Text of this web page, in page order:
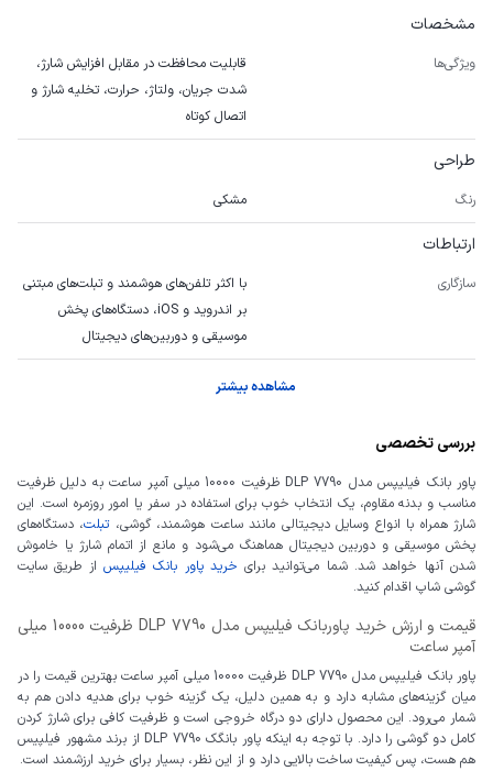
مشخصات
ویژگی‌ها
قابلیت محافظت در مقابل افزایش شارژ،
شدت جریان، ولتاژ، حرارت، تخلیه شارژ و
اتصال کوتاه
طراحی
رنگ مشکی
ارتباطات
سازگاری
با اکثر تلفن‌های هوشمند و تبلت‌های مبتنی
بر اندروید و iOS، دستگاه‌های پخش
موسیقی و دوربین‌های دیجیتال
مشاهده بیشتر
بررسی تخصصی
پاور بانک فیلیپس مدل DLP 7790 ظرفیت 10000 میلی آمپر ساعت به دلیل ظرفیت
مناسب و بدنه مقاوم، یک انتخاب خوب برای استفاده در سفر یا امور روزمره است. این
شارژ همراه با انواع وسایل دیجیتالی مانند ساعت هوشمند، گوشی،تبلت، دستگاه‌های
پخش موسیقی و دوربین دیجیتال هماهنگ می‌شود و مانع از اتمام شارژ یا خاموش
شدن آنها خواهد شد. شما می‌توانید برای خرید پاور بانک فیلیپس از طریق سایت
گوشی شاپ اقدام کنید.
قیمت و ارزش خرید پاوربانک فیلیپس مدل DLP 7790 ظرفیت 10000 میلی
آمپر ساعت
پاور بانک فیلیپس مدل DLP 7790 ظرفیت 10000 میلی آمپر ساعت بهترین قیمت را در
میان گزینه‌های مشابه دارد و به همین دلیل، یک گزینه خوب برای هدیه دادن هم به
شمار می‌رود. این محصول دارای دو درگاه خروجی است و ظرفیت کافی برای شارژ کردن
کامل دو گوشی را دارد. با توجه به اینکه پاور بانگک DLP 7790 از برند مشهور فیلپیس
هم هست، پس کیفیت ساخت بالایی دارد و از این نظر، بسیار برای خرید ارزشمند است.